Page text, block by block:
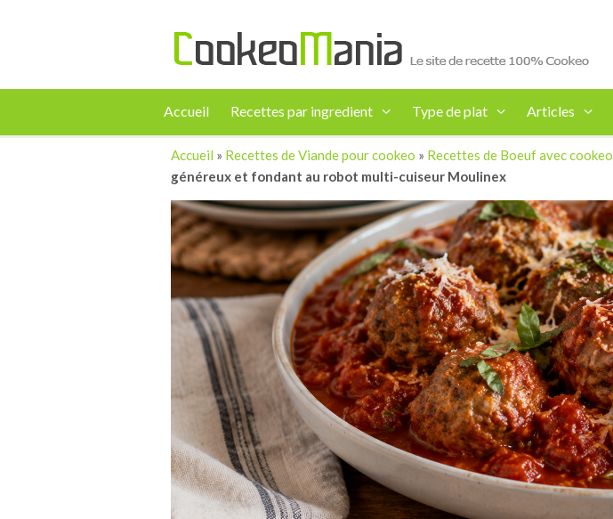
Accueil Recettes par ingredient Type de plat Articles
Accueil » Recettes de Viande pour cookeo » Recettes de Boeuf avec cookeo
généreux et fondant au robot multi-cuiseur Moulinex